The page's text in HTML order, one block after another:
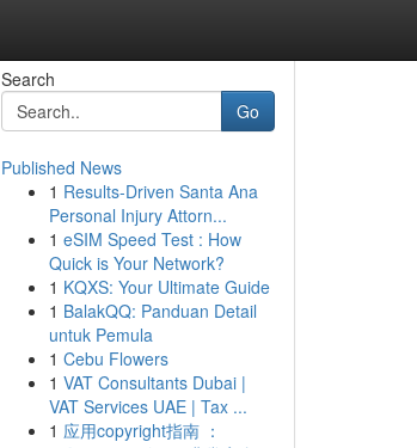
Search
Go
Published News
1 Results-Driven Santa Ana
Personal Injury Attorn...
1 eSIM Speed Test : How
Quick is Your Network?
1 KQXS: Your Ultimate Guide
1 BalakQQ: Panduan Detail
untuk Pemula
1 Cebu Flowers
1 VAT Consultants Dubai |
VAT Services UAE | Tax ...
1 应用copyright指南 ：